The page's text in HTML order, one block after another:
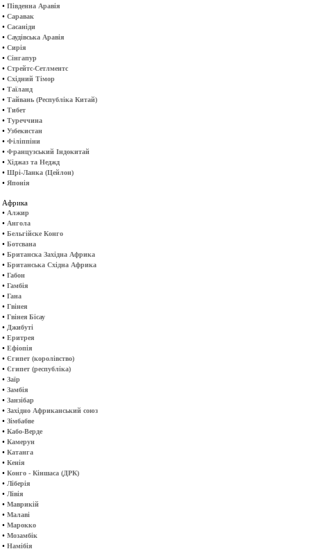
• Південна Аравія
• Саравак
• Сасаніди
• Саудівська Аравія
• Сирія
• Сінгапур
• Стрейтс-Сетлментс
• Східний Тімор
• Таїланд
• Тайвань (Республіка Китай)
• Тибет
• Туреччина
• Узбекистан
• Філіппіни
• Французський Індокитай
• Хіджаз та Неджд
• Шрі-Ланка (Цейлон)
• Японія
Африка
• Алжир
• Ангола
• Бельгійске Конго
• Ботсвана
• Британска Західна Африка
• Британська Східна Африка
• Габон
• Гамбія
• Гана
• Гвінея
• Гвінея Бісау
• Джибуті
• Еритрея
• Ефіопія
• Єгипет (королівство)
• Єгипет (республіка)
• Заїр
• Замбія
• Занзібар
• Західно Африканський союз
• Зімбабве
• Кабо-Верде
• Камерун
• Катанга
• Кенія
• Конго - Кіншаса (ДРК)
• Ліберія
• Лівія
• Маврикій
• Малаві
• Марокко
• Мозамбік
• Намібія